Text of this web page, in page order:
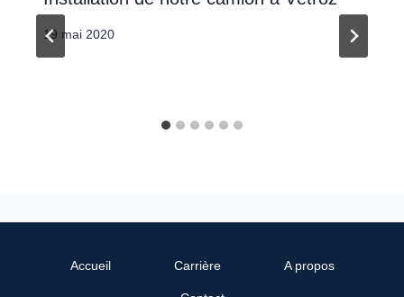
19 mai 2020
Accueil Carrière A propos